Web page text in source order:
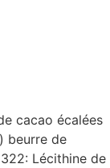
cacao écalées
beurre de
Lécithine de